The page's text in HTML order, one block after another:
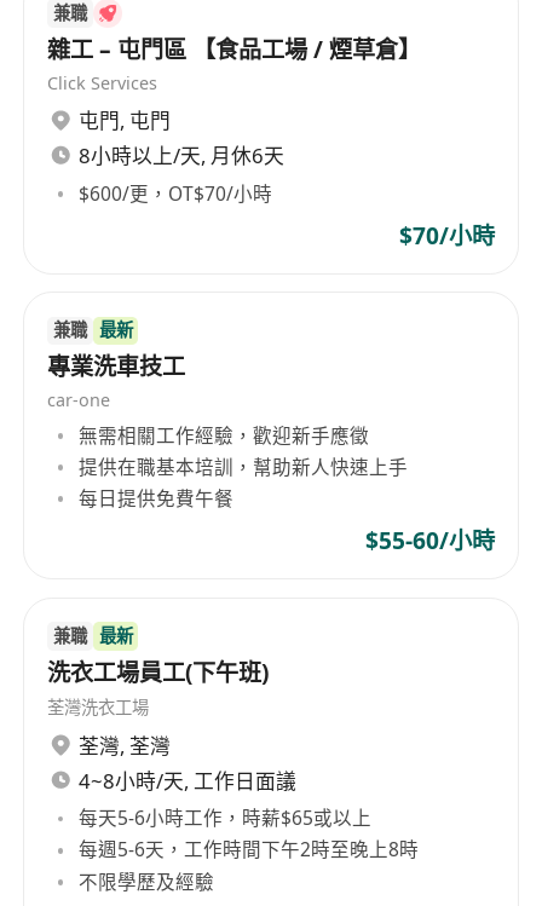
安全帽、防滑鞋、護目鏡），參與工地安全會議
與培訓
工作要求
具備住宅室內裝修木工實務經驗，熟悉常見木料
（夾板、木芯板、防火板等）特性及加工方法優
先
能獨立閱讀簡單建築圖則及施工說明，理解基本
槍）及常用手工工具，具備基本機械保養意識
具責任感與團隊合作精神，可配合港九新界各區
地盤調配，接受彈性上班時間及短期外勤安排
須依法參加以僱員身份參加強積金（MPF）計
劃，並配合公司完成年度報稅所需文件提交
兼職
雜工 – 屯門區 【食品工場 / 煙草倉】
Click Services
屯門, 屯門
8小時以上/天, 月休6天
$600/更，OT$70/小時
$70/小時
兼職 最新
專業洗車技工
car-one
無需相關工作經驗，歡迎新手應徵
提供在職基本培訓，幫助新人快速上手
每日提供免費午餐
$55-60/小時
兼職 最新
洗衣工場員工(下午班)
荃灣洗衣工場
荃灣, 荃灣
4~8小時/天, 工作日面議
每天5-6小時工作，時薪$65或以上
每週5-6天，工作時間下午2時至晚上8時
不限學歷及經驗